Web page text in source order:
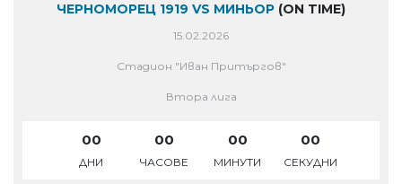
ЧЕРНОМОРЕЦ 1919 VS МИНЬОР (ON TIME)
15.02.2026
Стадион "Иван Притъргов"
Втора лига
00
ДНИ
00
ЧАСОВЕ
00
МИНУТИ
00
СЕКУДНИ